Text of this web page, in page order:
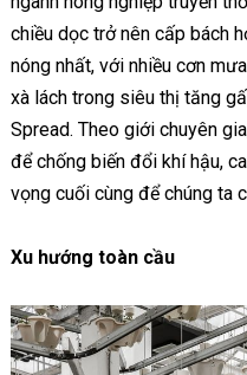
chiều dọc trở nên cấp bách
nóng nhất, với nhiều cơn
xà lách trong siêu thị tăng
Spread. Theo giới chuyên
để chống biến đổi khí hậu,
vọng cuối cùng để chúng ta
Xu hướng toàn cầu